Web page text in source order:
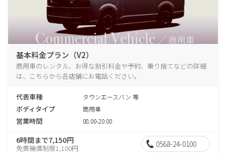
基本料金プラン（V2）
商用車のレンタル、お得な割引料金や予約、乗り捨てなどの詳細
は、こちらから各店舗にお電話ください。
代表車種 タウンエースバン 等
ボディタイプ 商用車
営業時間 08:00-20:00
6時間まで7,150円
免責補償制度1,100円 0568-24-0100